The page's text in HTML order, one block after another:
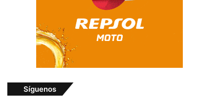
Síguenos